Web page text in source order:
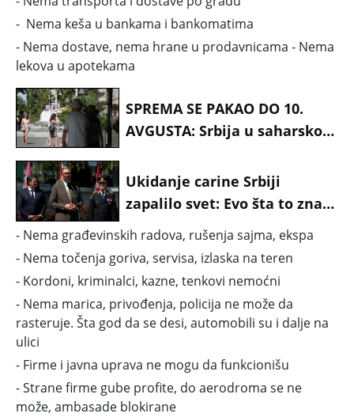
- Nema keša u bankama i bankomatima
- Nema dostave, nema hrane u prodavnicama - Nema
lekova u apotekama
SPREMA SE PAKAO DO 10.
AVGUSTA: Srbija u saharskom
čeka
Ukidanje carine Srbiji
zapalilo svet: Evo šta to znači
za našu zemlju
- Nema građevinskih radova, rušenja sajma, ekspa
- Nema točenja goriva, servisa, izlaska na teren
- Kordoni, kriminalci, kazne, tenkovi nemoćni
- Nema marica, privođenja, policija ne može da
rasteruje. Šta god da se desi, automobili su i dalje na
ulici
- Firme i javna uprava ne mogu da funkcionišu
- Strane firme gube profite, do aerodroma se ne
može, ambasade blokirane